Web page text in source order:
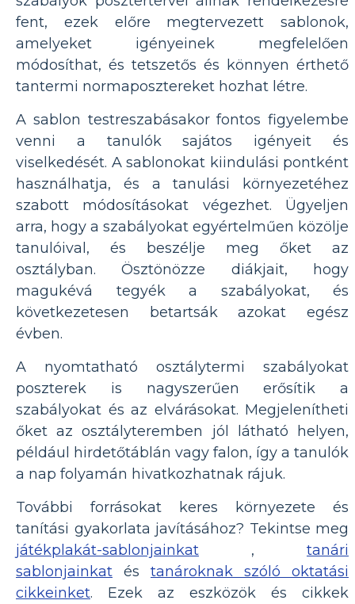
fent, ezek előre megtervezett sablonok,
amelyeket igényeinek megfelelően
módosíthat, és tetszetős és könnyen érthető
tantermi normaposztereket hozhat létre.
A sablon testreszabásakor fontos figyelembe
venni a tanulók sajátos igényeit és
viselkedését. A sablonokat kiindulási pontként
használhatja, és a tanulási környezetéhez
szabott módosításokat végezhet. Ügyeljen
arra, hogy a szabályokat egyértelműen közölje
tanulóival, és beszélje meg őket az
osztályban. Ösztönözze diákjait, hogy
magukévá tegyék a szabályokat, és
következetesen betartsák azokat egész
évben.
A nyomtatható osztálytermi szabályokat
poszterek is nagyszerűen erősítik a
szabályokat és az elvárásokat. Megjelenítheti
őket az osztályteremben jól látható helyen,
például hirdetőtáblán vagy falon, így a tanulók
a nap folyamán hivatkozhatnak rájuk.
További forrásokat keres környezete és
tanítási gyakorlata javításához? Tekintse meg
játékplakát-sablonjainkat , tanári
sablonjainkat és tanároknak szóló oktatási
cikkeinket. Ezek az eszközök és cikkek